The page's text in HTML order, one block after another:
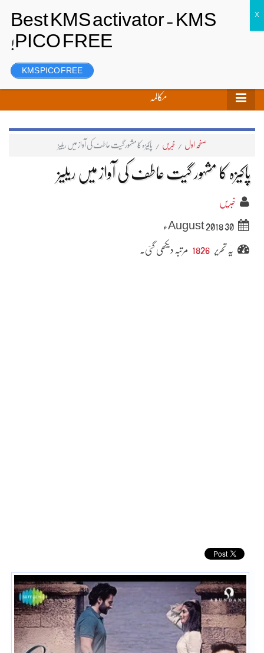
رجسٹر
مکالمہ
صفحہ اول / خبریں / پاکیزہ کا مشہور گیت عاطف کی آواز میں ریلیز
پاکیزہ کا مشہور گیت عاطف کی آواز میں ریلیز
خبریں
30 August 2018ء
یہ تحریر 1826 مرتبہ دیکھی گئی۔
KMS PICO FREE